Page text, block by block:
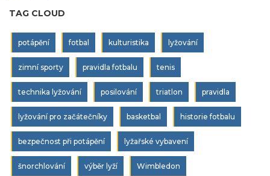
TAG CLOUD
potápění fotbal kulturistika lyžování
zimní sporty pravidla fotbalu tenis
technika lyžování posilování triatlon pravidla
lyžování pro začátečníky basketbal historie fotbalu
bezpečnost při potápění lyžařské vybavení
šnorchlování výběr lyží Wimbledon